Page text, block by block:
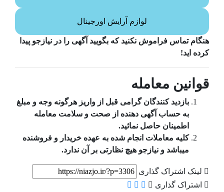
لوازم آرایش اورجینال
هنگام تماس فراموش نکنید که بگویید آگهی را در نیازجو پیدا
کرده اید!
قوانین معامله
بازدید کنندگان گرامی قبل از واریز هرگونه وجه و مبلغ
به حساب آگهی دهنده از صحت و سلامت معامله
اطمینان حاصل نمائید.
کلیه معاملات انجام شده به عهده خریدار و فروشنده
میباشد و نیازجو هیچ نظارتی بر آن ندارد.
لینک اشتراک گذاری
اشتراک گذاری